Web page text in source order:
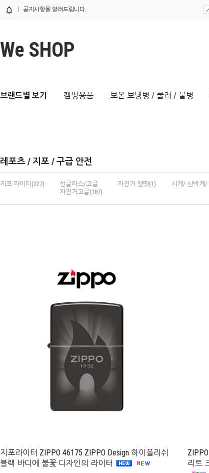
공지사항을 알려드립니다.
We SHOP
브랜드별 보기 캠핑용품 보온 보냉병 / 쿨러 / 물병
레포츠 / 지포 / 구급 안전
지포 라이터(227)
선글라스/고글
자전거고글(187)
자전거 헬맷(1) 시계/ 심박계/
지포라이터 ZIPPO 46175 ZIPPO Design 하이폴리쉬
블랙 바디에 불꽃 디자인의 라이터
리트